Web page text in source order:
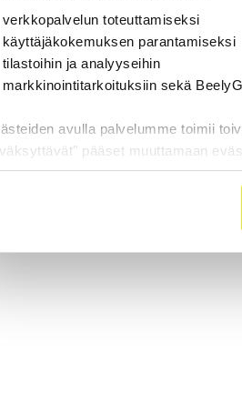
verkkopalvelun toteuttamiseksi
käyttäjäkokemuksen parantamiseksi
tilastoihin ja analyyseihin
markkinointitarkoituksiin sekä
avulla palvelumme toimii
pääset muuttamaan